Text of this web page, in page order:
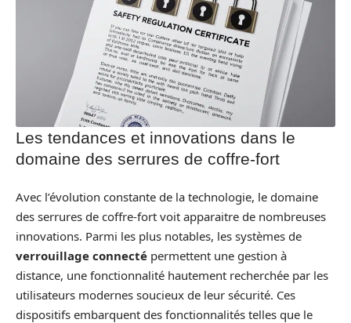
Les tendances et innovations dans le
domaine des serrures de coffre-fort
Avec l’évolution constante de la technologie, le domaine
des serrures de coffre-fort voit apparaitre de nombreuses
innovations. Parmi les plus notables, les systèmes de
verrouillage connecté permettent une gestion à
distance, une fonctionnalité hautement recherchée par les
utilisateurs modernes soucieux de leur sécurité. Ces
dispositifs embarquent des fonctionnalités telles que le